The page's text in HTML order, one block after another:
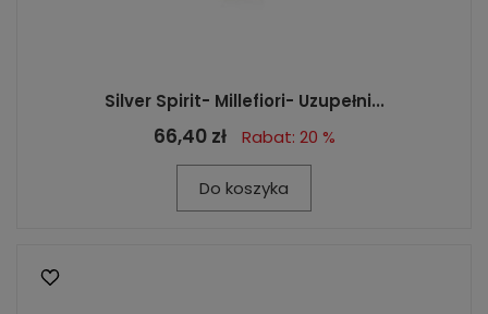
Silver Spirit- Millefiori- Uzupełni...
66,40 zł Rabat: 20 %
Do koszyka